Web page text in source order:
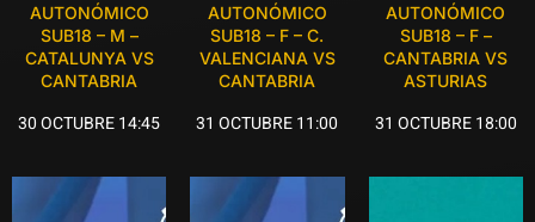
AUTONÓMICO
SUB18 – M –
CATALUNYA VS
CANTABRIA
30 OCTUBRE 14:45
AUTONÓMICO
SUB18 – F – C.
VALENCIANA VS
CANTABRIA
31 OCTUBRE 11:00
AUTONÓMICO
SUB18 – F –
CANTABRIA VS
ASTURIAS
31 OCTUBRE 18:00